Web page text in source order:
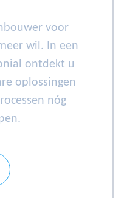
voor
wil. In een
ontdekt u
oplossingen
nóg